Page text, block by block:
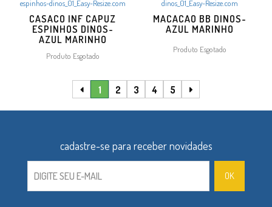
CASACO INF CAPUZ
ESPINHOS DINOS-
AZUL MARINHO
Produto Esgotado
MACACAO BB DINOS-
AZUL MARINHO
Produto Esgotado
1 2 3 4 5